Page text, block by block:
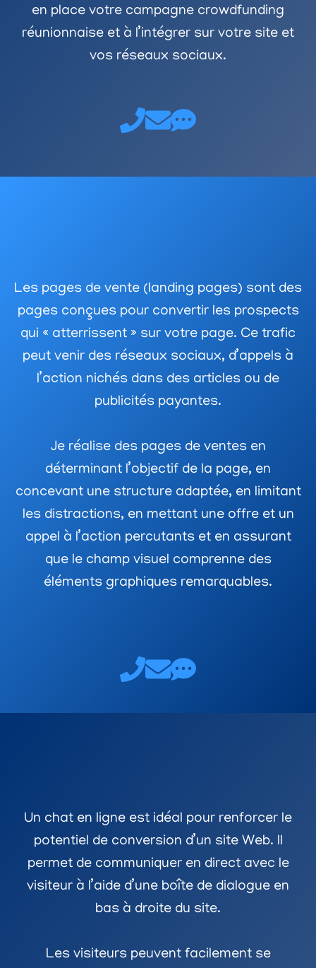
en place votre campagne crowdfunding
réunionnaise et à l’intégrer sur votre site et
vos réseaux sociaux.
Les pages de vente (landing pages) sont des
pages conçues pour convertir les prospects
qui « atterrissent » sur votre page. Ce trafic
peut venir des réseaux sociaux, d’appels à
l’action nichés dans des articles ou de
publicités payantes.
Je réalise des pages de ventes en
déterminant l’objectif de la page, en
concevant une structure adaptée, en limitant
les distractions, en mettant une offre et un
appel à l’action percutants et en assurant
que le champ visuel comprenne des
éléments graphiques remarquables.
Un chat en ligne est idéal pour renforcer le
potentiel de conversion d’un site Web. Il
permet de communiquer en direct avec le
visiteur à l’aide d’une boîte de dialogue en
bas à droite du site.
Les visiteurs peuvent facilement se